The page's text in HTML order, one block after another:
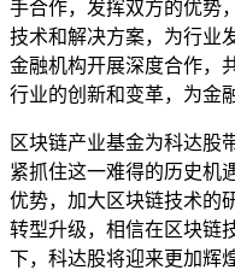
手合作，发挥双方的优势
技术和解决方案，为行业
金融机构开展深度合作，
行业的创新和变革，为金
区块链产业基金为科达股
紧抓住这一难得的历史机
优势，加大区块链技术的
转型升级，相信在区块链
下，科达股将迎来更加辉